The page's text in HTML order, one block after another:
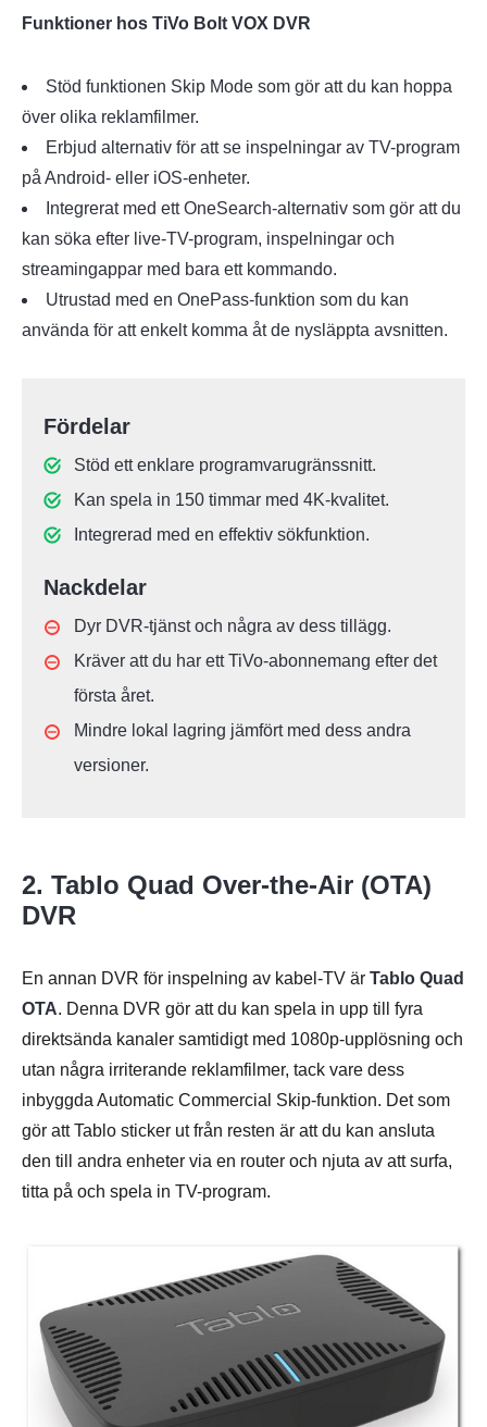
Funktioner hos TiVo Bolt VOX DVR
Stöd funktionen Skip Mode som gör att du kan hoppa
över olika reklamfilmer.
Erbjud alternativ för att se inspelningar av TV-program
på Android- eller iOS-enheter.
Integrerat med ett OneSearch-alternativ som gör att du
kan söka efter live-TV-program, inspelningar och
streamingappar med bara ett kommando.
Utrustad med en OnePass-funktion som du kan
använda för att enkelt komma åt de nysläppta avsnitten.
Fördelar
Stöd ett enklare programvarugränssnitt.
Kan spela in 150 timmar med 4K-kvalitet.
Integrerad med en effektiv sökfunktion.
Nackdelar
Dyr DVR-tjänst och några av dess tillägg.
Kräver att du har ett TiVo-abonnemang efter det
första året.
Mindre lokal lagring jämfört med dess andra
versioner.
2. Tablo Quad Over-the-Air (OTA)
DVR
En annan DVR för inspelning av kabel-TV är Tablo Quad
OTA. Denna DVR gör att du kan spela in upp till fyra
direktsända kanaler samtidigt med 1080p-upplösning och
utan några irriterande reklamfilmer, tack vare dess
inbyggda Automatic Commercial Skip-funktion. Det som
gör att Tablo sticker ut från resten är att du kan ansluta
den till andra enheter via en router och njuta av att surfa,
titta på och spela in TV-program.